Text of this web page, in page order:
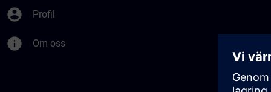
account_circle Profil
info Om oss